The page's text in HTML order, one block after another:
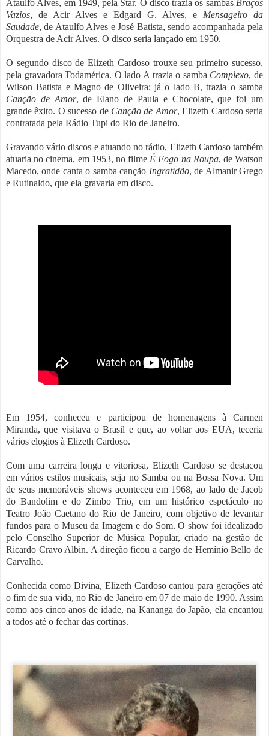
Ataulfo Alves, em 1949, pela Star. O disco trazia os sambas Braços
Vazios, de Acir Alves e Edgard G. Alves, e Mensageiro da
Saudade, de Ataulfo Alves e José Batista, sendo acompanhada pela
Orquestra de Acir Alves. O disco seria lançado em 1950.
O segundo disco de Elizeth Cardoso trouxe seu primeiro sucesso,
pela gravadora Todamérica. O lado A trazia o samba Complexo, de
Wilson Batista e Magno de Oliveira; já o lado B, trazia o samba
Canção de Amor, de Elano de Paula e Chocolate, que foi um
grande êxito. O sucesso de Canção de Amor, Elizeth Cardoso seria
contratada pela Rádio Tupi do Rio de Janeiro.
Gravando vário discos e atuando no rádio, Elizeth Cardoso também
atuaria no cinema, em 1953, no filme É Fogo na Roupa, de Watson
Macedo, onde canta o samba canção Ingratidão, de Almanir Grego
e Rutinaldo, que ela gravaria em disco.
Em 1954, conheceu e participou de homenagens à Carmen
Miranda, que visitava o Brasil e que, ao voltar aos EUA, teceria
vários elogios à Elizeth Cardoso.
Com uma carreira longa e vitoriosa, Elizeth Cardoso se destacou
em vários estilos musicais, seja no Samba ou na Bossa Nova. Um
de seus memoráveis shows aconteceu em 1968, ao lado de Jacob
do Bandolim e do Zimbo Trio, em um histórico espetáculo no
Teatro João Caetano do Rio de Janeiro, com objetivo de levantar
fundos para o Museu da Imagem e do Som. O show foi idealizado
pelo Conselho Superior de Música Popular, criado na gestão de
Ricardo Cravo Albin. A direção ficou a cargo de Hemínio Bello de
Carvalho.
Conhecida como Divina, Elizeth Cardoso cantou para gerações até
o fim de sua vida, no Rio de Janeiro em 07 de maio de 1990. Assim
como aos cinco anos de idade, na Kananga do Japão, ela encantou
a todos até o fechar das cortinas.